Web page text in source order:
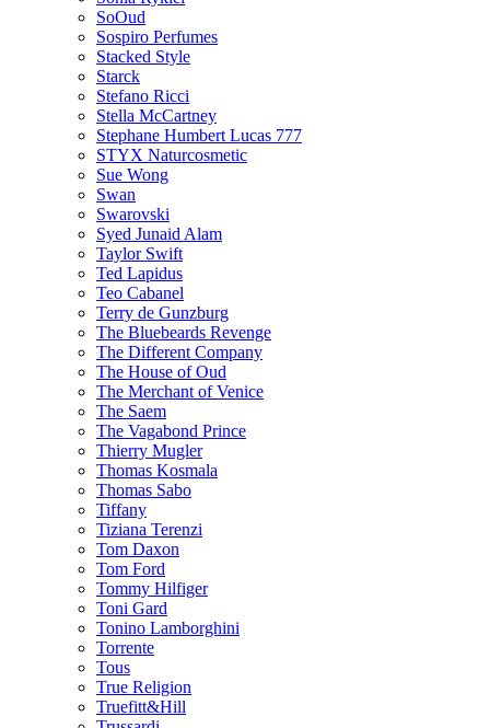
SoOud
Sospiro Perfumes
Stacked Style
Starck
Stefano Ricci
Stella McCartney
Stephane Humbert Lucas 777
STYX Naturсosmetic
Sue Wong
Swan
Swarovski
Syed Junaid Alam
Taylor Swift
Ted Lapidus
Teo Cabanel
Terry de Gunzburg
The Bluebeards Revenge
The Different Company
The House of Oud
The Merchant of Venice
The Saem
The Vagabond Prince
Thierry Mugler
Thomas Kosmala
Thomas Sabo
Tiffany
Tiziana Terenzi
Tom Daxon
Tom Ford
Tommy Hilfiger
Toni Gard
Tonino Lamborghini
Torrente
Tous
True Religion
Truefitt&Hill